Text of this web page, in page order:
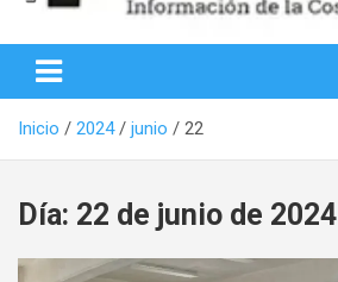
PubliMar
Inicio 2024 junio 22
Día: 22 de junio de 2024